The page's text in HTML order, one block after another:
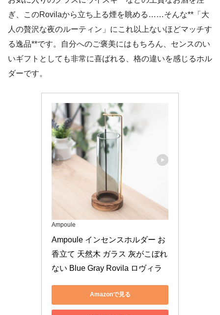
ぎ、このRovilaから立ち上る煙を眺める……そんな**「大
人の贅沢な夜のルーティン」にこれ以上ないほどマッチす
る逸品**です。自分へのご褒美にはもちろん、センスのい
いギフトとしても非常に喜ばれる、格の違いを感じるホル
ダーです。
Ampoule
Ampoule インセンスホルダー お
香立て 天然木 ガラス 灰がこぼれ
ない Blue Gray Rovila ロヴィラ
Amazonで見る